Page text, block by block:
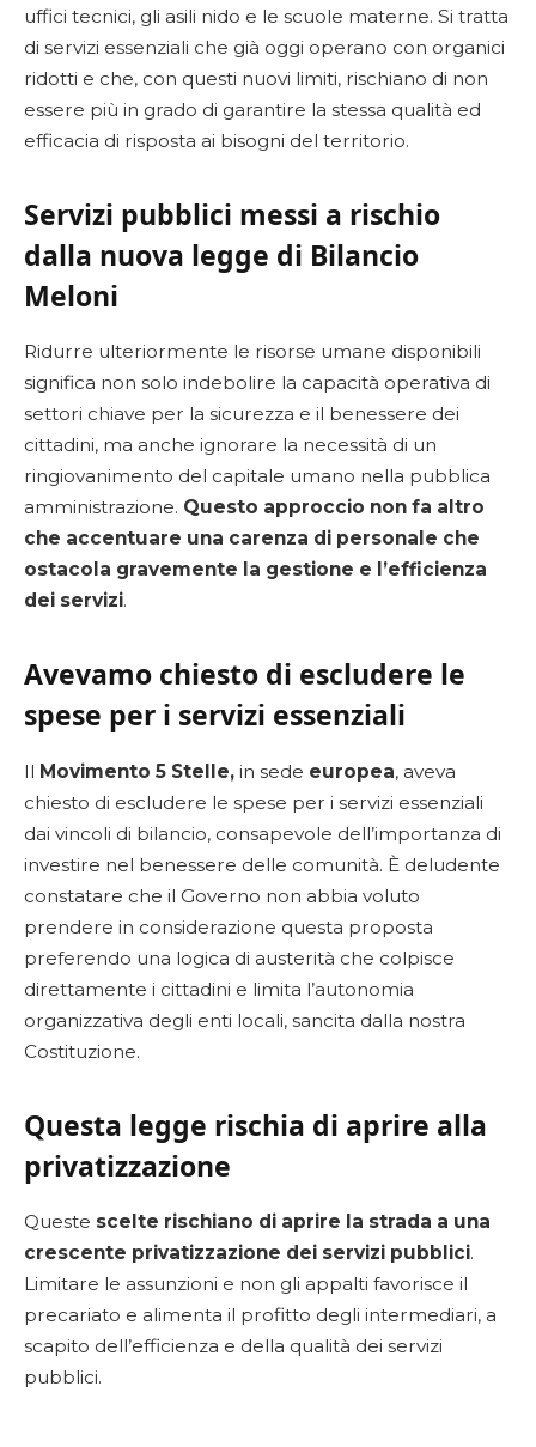
uffici tecnici, gli asili nido e le scuole materne. Si tratta
di servizi essenziali che già oggi operano con organici
ridotti e che, con questi nuovi limiti, rischiano di non
essere più in grado di garantire la stessa qualità ed
efficacia di risposta ai bisogni del territorio.
Servizi pubblici messi a rischio
dalla nuova legge di Bilancio
Meloni
Ridurre ulteriormente le risorse umane disponibili
significa non solo indebolire la capacità operativa di
settori chiave per la sicurezza e il benessere dei
cittadini, ma anche ignorare la necessità di un
ringiovanimento del capitale umano nella pubblica
amministrazione. Questo approccio non fa altro
che accentuare una carenza di personale che
ostacola gravemente la gestione e l’efficienza
dei servizi.
Avevamo chiesto di escludere le
spese per i servizi essenziali
Il Movimento 5 Stelle, in sede europea, aveva
chiesto di escludere le spese per i servizi essenziali
dai vincoli di bilancio, consapevole dell’importanza di
investire nel benessere delle comunità. È deludente
constatare che il Governo non abbia voluto
prendere in considerazione questa proposta
preferendo una logica di austerità che colpisce
direttamente i cittadini e limita l’autonomia
organizzativa degli enti locali, sancita dalla nostra
Costituzione.
Questa legge rischia di aprire alla
privatizzazione
Queste scelte rischiano di aprire la strada a una
crescente privatizzazione dei servizi pubblici.
Limitare le assunzioni e non gli appalti favorisce il
precariato e alimenta il profitto degli intermediari, a
scapito dell’efficienza e della qualità dei servizi
pubblici.